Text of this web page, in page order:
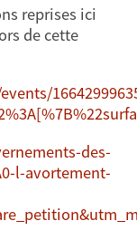
reprises ici
de cette
des-
l-avortement-